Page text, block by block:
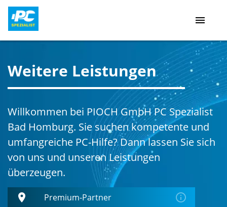
menu
Weitere Leistungen
Willkommen bei PIOCH GmbH PC Spezialist
Bad Homburg. Sie suchen kompetente und
umfangreiche PC-Hilfe? Dann lassen Sie sich
von uns und unseren Leistungen
überzeugen.
place Premium-Partner error_outline